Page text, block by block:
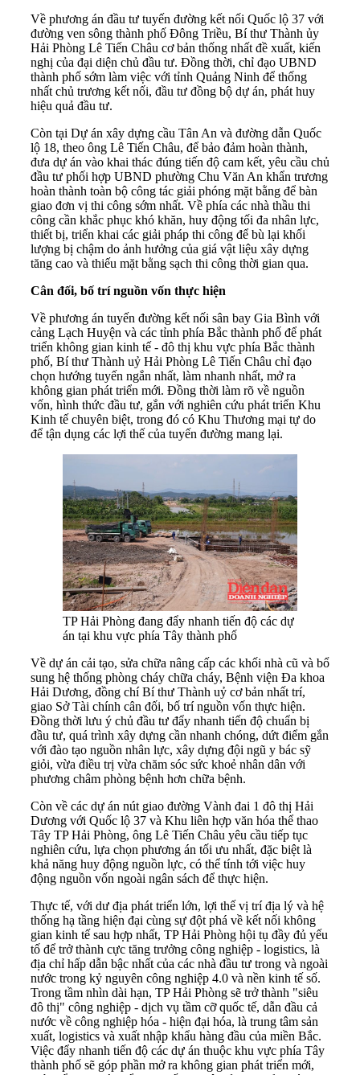
Về phương án đầu tư tuyến đường kết nối Quốc lộ 37 với
đường ven sông thành phố Đông Triều, Bí thư Thành ủy
Hải Phòng Lê Tiến Châu cơ bản thống nhất đề xuất, kiến
nghị của đại diện chủ đầu tư. Đồng thời, chỉ đạo UBND
thành phố sớm làm việc với tỉnh Quảng Ninh để thống
nhất chủ trương kết nối, đầu tư đồng bộ dự án, phát huy
hiệu quả đầu tư.
Còn tại Dự án xây dựng cầu Tân An và đường dẫn Quốc
lộ 18, theo ông Lê Tiến Châu, để bảo đảm hoàn thành,
đưa dự án vào khai thác đúng tiến độ cam kết, yêu cầu chủ
đầu tư phối hợp UBND phường Chu Văn An khẩn trương
hoàn thành toàn bộ công tác giải phóng mặt bằng để bàn
giao đơn vị thi công sớm nhất. Về phía các nhà thầu thi
công cần khắc phục khó khăn, huy động tối đa nhân lực,
thiết bị, triển khai các giải pháp thi công để bù lại khối
lượng bị chậm do ảnh hưởng của giá vật liệu xây dựng
tăng cao và thiếu mặt bằng sạch thi công thời gian qua.
Cân đối, bố trí nguồn vốn thực hiện
Về phương án tuyến đường kết nối sân bay Gia Bình với
cảng Lạch Huyện và các tỉnh phía Bắc thành phố để phát
triển không gian kinh tế - đô thị khu vực phía Bắc thành
phố, Bí thư Thành uỷ Hải Phòng Lê Tiến Châu chỉ đạo
chọn hướng tuyến ngắn nhất, làm nhanh nhất, mở ra
không gian phát triển mới. Đồng thời làm rõ về nguồn
vốn, hình thức đầu tư, gắn với nghiên cứu phát triển Khu
Kinh tế chuyên biệt, trong đó có Khu Thương mại tự do
để tận dụng các lợi thế của tuyến đường mang lại.
TP Hải Phòng đang đẩy nhanh tiến độ các dự
án tại khu vực phía Tây thành phố
Về dự án cải tạo, sửa chữa nâng cấp các khối nhà cũ và bổ
sung hệ thống phòng cháy chữa cháy, Bệnh viện Đa khoa
Hải Dương, đồng chí Bí thư Thành uỷ cơ bản nhất trí,
giao Sở Tài chính cân đối, bố trí nguồn vốn thực hiện.
Đồng thời lưu ý chủ đầu tư đẩy nhanh tiến độ chuẩn bị
đầu tư, quá trình xây dựng cần nhanh chóng, dứt điểm gắn
với đào tạo nguồn nhân lực, xây dựng đội ngũ y bác sỹ
giỏi, vừa điều trị vừa chăm sóc sức khoẻ nhân dân với
phương châm phòng bệnh hơn chữa bệnh.
Còn về các dự án nút giao đường Vành đai 1 đô thị Hải
Dương với Quốc lộ 37 và Khu liên hợp văn hóa thể thao
Tây TP Hải Phòng, ông Lê Tiến Châu yêu cầu tiếp tục
nghiên cứu, lựa chọn phương án tối ưu nhất, đặc biệt là
khả năng huy động nguồn lực, có thể tính tới việc huy
động nguồn vốn ngoài ngân sách để thực hiện.
Thực tế, với dư địa phát triển lớn, lợi thế vị trí địa lý và hệ
thống hạ tầng hiện đại cùng sự đột phá về kết nối không
gian kinh tế sau hợp nhất, TP Hải Phòng hội tụ đầy đủ yếu
tố để trở thành cực tăng trưởng công nghiệp - logistics, là
địa chỉ hấp dẫn bậc nhất của các nhà đầu tư trong và ngoài
nước trong kỷ nguyên công nghiệp 4.0 và nền kinh tế số.
Trong tầm nhìn dài hạn, TP Hải Phòng sẽ trở thành "siêu
đô thị" công nghiệp - dịch vụ tầm cỡ quốc tế, dẫn đầu cả
nước về công nghiệp hóa - hiện đại hóa, là trung tâm sản
xuất, logistics và xuất nhập khẩu hàng đầu của miền Bắc.
Việc đẩy nhanh tiến độ các dự án thuộc khu vực phía Tây
thành phố sẽ góp phần mở ra không gian phát triển mới,